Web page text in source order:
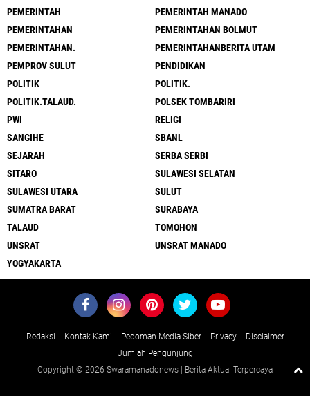
PEMERINTAH
PEMERINTAH MANADO
PEMERINTAHAN
PEMERINTAHAN BOLMUT
PEMERINTAHAN.
PEMERINTAHANBERITA UTAM
PEMPROV SULUT
PENDIDIKAN
POLITIK
POLITIK.
POLITIK.TALAUD.
POLSEK TOMBARIRI
PWI
RELIGI
SANGIHE
SBANL
SEJARAH
SERBA SERBI
SITARO
SULAWESI SELATAN
SULAWESI UTARA
SULUT
SUMATRA BARAT
SURABAYA
TALAUD
TOMOHON
UNSRAT
UNSRAT MANADO
YOGYAKARTA
Redaksi Kontak Kami Pedoman Media Siber Privacy
Disclaimer
Jumlah Pengunjung
Copyright © 2026 Swaramanadonews | Berita Aktual Terpercaya